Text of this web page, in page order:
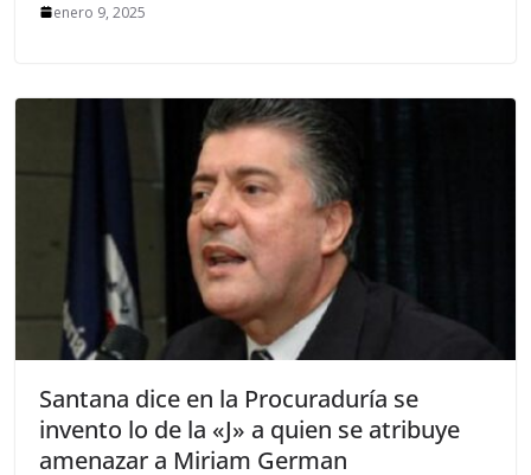
enero 9, 2025
Santana dice en la Procuraduría se
invento lo de la «J» a quien se atribuye
amenazar a Miriam German